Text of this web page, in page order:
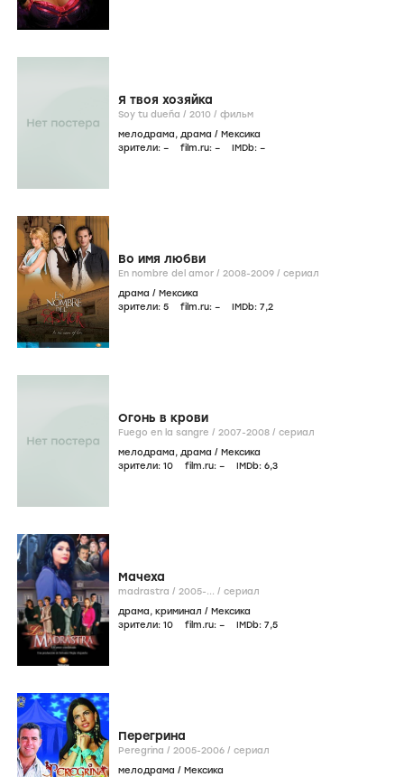
Я твоя хозяйка
Soy tu dueña / 2010 / фильм
мелодрама, драма / Мексика
зрители: – film.ru: – IMDb: –
Во имя любви
En nombre del amor / 2008-2009 / сериал
драма / Мексика
зрители: 5 film.ru: – IMDb: 7,2
Огонь в крови
Fuego en la sangre / 2007-2008 / сериал
мелодрама, драма / Мексика
зрители: 10 film.ru: – IMDb: 6,3
Мачеха
madrastra / 2005-... / сериал
драма, криминал / Мексика
зрители: 10 film.ru: – IMDb: 7,5
Перегрина
Peregrina / 2005-2006 / сериал
мелодрама / Мексика